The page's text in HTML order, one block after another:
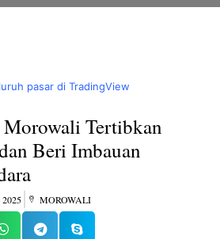
pasar di TradingView
Morowali Tertibkan
Beri Imbauan
2025 MOROWALI